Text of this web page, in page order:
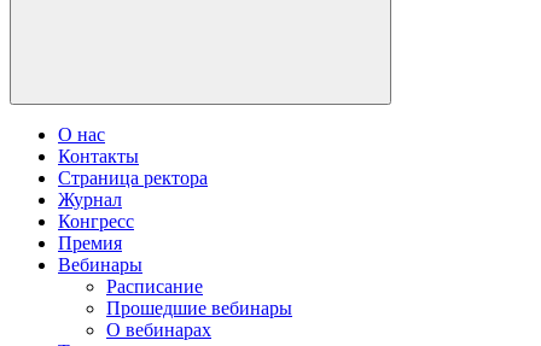
О нас
Контакты
Страница ректора
Журнал
Конгресс
Премия
Вебинары
Расписание
Прошедшие вебинары
О вебинарах